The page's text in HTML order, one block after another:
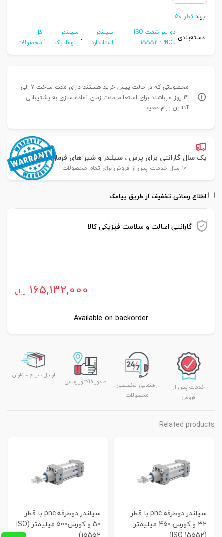
برند قطر 50
دسته‌بندی
دو سر شفت ISO
15552 :PNCJ
, سیلندر
استاندارد
, سیلندر
پنوماتیک
,کل
محصولات
محصولاتی که در حالت پیش خرید هستند دارای مدت ساخت 7 الی
14 روز میباشند برای استعلام مدت زمان آماده سازی به پشتیبانی
آنلاین پیام دهید
یک سال گارانتی برای پرس ، سیلندر و شیر های فرمان پارس
10 سال خدمات پس از فروش برای تمام محصولات
اطلاع رسانی تخفیف از طریق پیامک
گارانتی اصالت و سلامت فیزیکی کالا
165,132,000 ریال
Available on backorder
خدمات پس از
فروش
راهنمایی تخصصی
محصولات
صدور فاکتور رسمی
ارسال سریع سفارش
Related products
سیلندر دوطرفه pnc با قطر
32 و کورس 450 میلیمتر
سیلندر دوطرفه pnc با قطر
50 و کورس500 میلیمتر (ISO